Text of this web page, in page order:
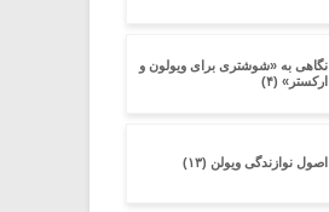
نگاهی به «شوشتری برای ویولون و
ارکستر» (۴)
اصول نوازندگی ویولن (۱۳)